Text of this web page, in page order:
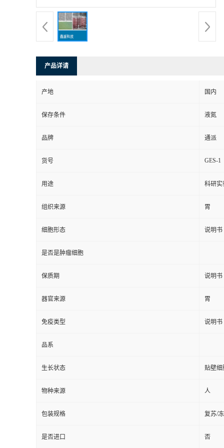
产品详请
产地 国内
保存条件 液氮
品牌 通派
货号 GES-1
用途 科研实
组织来源 胃
细胞形态 说明书
是否是肿瘤细胞
保质期 说明书
器官来源 胃
免疫类型 说明书
品系
生长状态 贴壁细
物种来源 人
包装规格 复苏/
是否进口 否